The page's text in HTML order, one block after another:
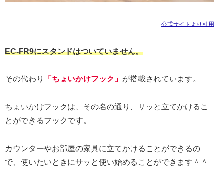
公式サイトより引用
EC-FR9にスタンドはついていません。
その代わり 「ちょいかけフック」 が搭載されています。
ちょいかけフックは、その名の通り、サッと立てかけるこ
とができるフックです。
カウンターやお部屋の家具に立てかけることができるの
で、使いたいときにサッと使い始めることができます＾＾